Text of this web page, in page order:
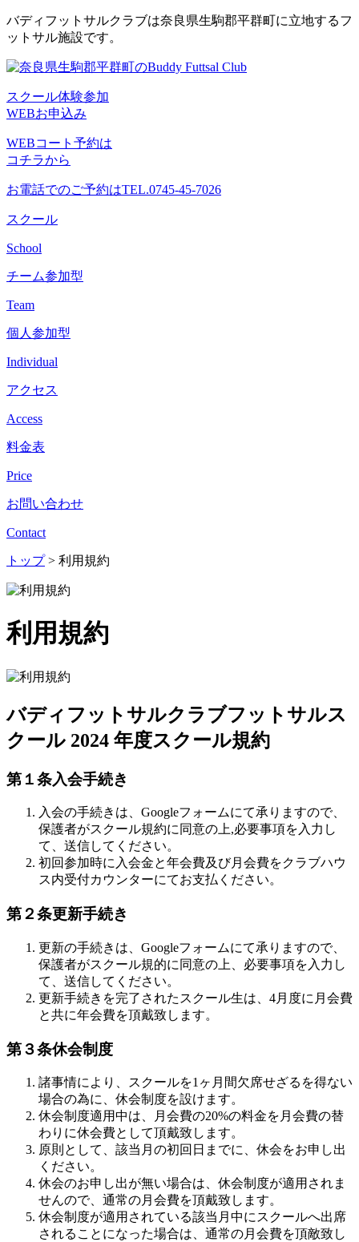
コ
ン
ン
へ
ス
キ
ッ
バディフットサルクラブは奈良県生駒郡平群町に立地するフ
ットサル施設です。
スクール体験参加
WEBお申込み
WEBコート予約は
コチラから
お電話でのご予約はTEL.0745-45-7026
スクール
School
チーム参加型
Team
個人参加型
Individual
アクセス
Access
料金表
Price
お問い合わせ
Contact
トップ> 利用規約
利用規約
バディフットサルクラブフットサルス
クール 2024 年度スクール規約
第１条入会手続き
入会の手続きは、Googleフォームにて承りますので、
保護者がスクール規約に同意の上,必要事項を入力し
て、送信してください。
初回参加時に入会金と年会費及び月会費をクラブハウ
ス内受付カウンターにてお支払ください。
第２条更新手続き
更新の手続きは、Googleフォームにて承りますので、
保護者がスクール規的に同意の上、必要事項を入力し
て、送信してください。
更新手続きを完了されたスクール生は、4月度に月会費
と共に年会費を頂戴致します。
第３条休会制度
諸事情により、スクールを1ヶ月間欠席せざるを得ない
場合の為に、休会制度を設けます。
休会制度適用中は、月会費の20%の料金を月会費の替
わりに休会費として頂戴致します。
原則として、該当月の初回日までに、休会をお申し出
ください。
休会のお申し出が無い場合は、休会制度が適用されま
せんので、通常の月会費を頂戴致します。
休会制度が適用されている該当月中にスクールへ出席
されることになった場合は、通常の月会費を頂敵致し